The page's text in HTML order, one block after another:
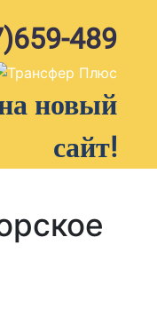
489
новый
сайт!